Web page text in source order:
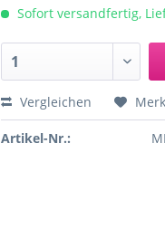
Sofort versandfertig,
Vergleichen
Artikel-Nr.: